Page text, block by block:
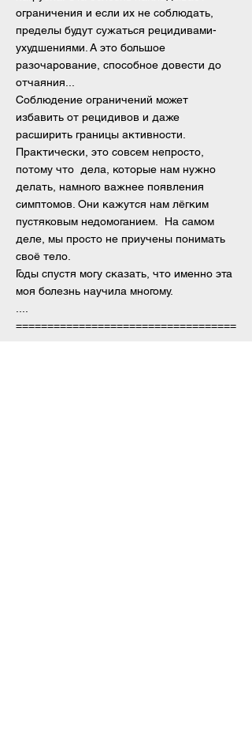
ограничения и если их не соблюдать,
пределы будут сужаться рецидивами-
ухудшениями. А это большое
разочарование, способное довести до
отчаяния...
Соблюдение ограничений может
избавить от рецидивов и даже
расширить границы активности.
Практически, это совсем непросто,
потому что дела, которые нам нужно
делать, намного важнее появления
симптомов. Они кажутся нам лёгким
пустяковым недомоганием. На самом
деле, мы просто не приучены понимать
своё тело.
Годы спустя могу сказать, что именно эта
моя болезнь научила многому.
===================================